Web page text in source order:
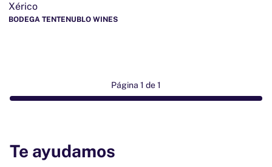
Xérico
BODEGA TENTENUBLO WINES
Página 1 de 1
Te ayudamos